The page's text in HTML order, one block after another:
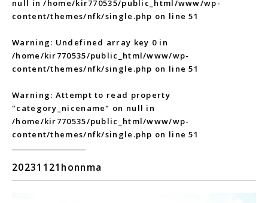
null in/home/kir770535/public_html/www/wp-
content/themes/nfk/single.php on line51
Warning: Undefined array key 0 in
/home/kir770535/public_html/www/wp-
content/themes/nfk/single.php on line51
Warning: Attempt to read property
"category_nicename" on null in
/home/kir770535/public_html/www/wp-
content/themes/nfk/single.php on line51
20231121honnma